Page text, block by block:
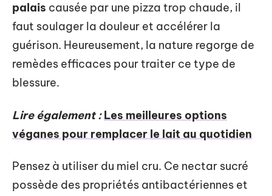
palais causée par une pizza trop chaude, il
faut soulager la douleur et accélérer la
guérison. Heureusement, la nature regorge de
remèdes efficaces pour traiter ce type de
blessure.
Lire également : Les meilleures options
véganes pour remplacer le lait au quotidien
Pensez à utiliser du miel cru. Ce nectar sucré
possède des propriétés antibactériennes et